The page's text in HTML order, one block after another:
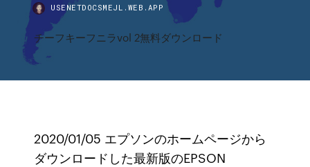
USENETDOCSMEJL.WEB.APP
チーフキーフニラvol 2無料ダウンロード
2020/01/05 エプソンのホームページから
ダウンロードした最新版のEPSON